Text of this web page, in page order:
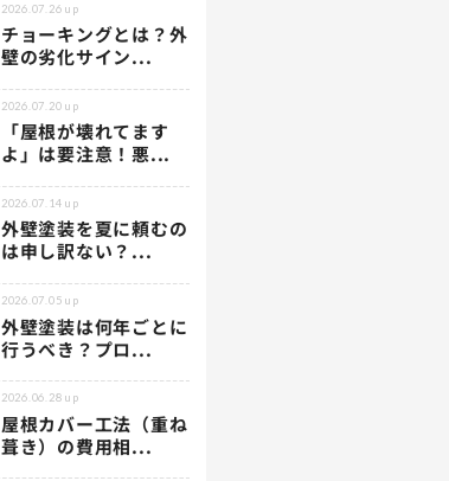
2026.07.26 up
チョーキングとは？外
壁の劣化サイン...
2026.07.20 up
「屋根が壊れてます
よ」は要注意！悪...
2026.07.14 up
外壁塗装を夏に頼むの
は申し訳ない？...
2026.07.05 up
外壁塗装は何年ごとに
行うべき？プロ...
2026.06.28 up
屋根カバー工法（重ね
葺き）の費用相...